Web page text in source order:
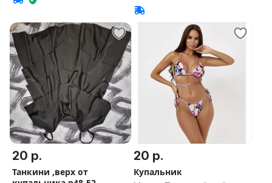
область
20 р.
Танкини ,верх от
20 р.
Купальник